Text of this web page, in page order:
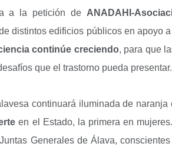
a la petición de ANADAHI-
distintos edificios públicos en apoyo
continúe creciendo, para que
que el trastorno pueda presentar.
continuará iluminada de
en el Estado, la primera en
Generales de Álava,